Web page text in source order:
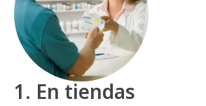
1. En tiendas